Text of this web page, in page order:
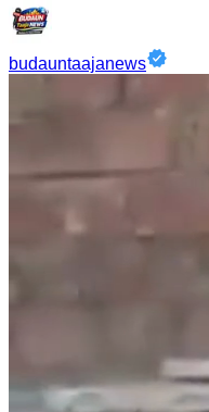
budauntaajanews